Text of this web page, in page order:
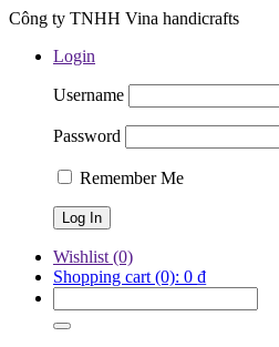
Công ty TNHH Vina handicrafts
Login
Username
Password
Remember Me
Wishlist (0)
Shopping cart (0): 0 ₫